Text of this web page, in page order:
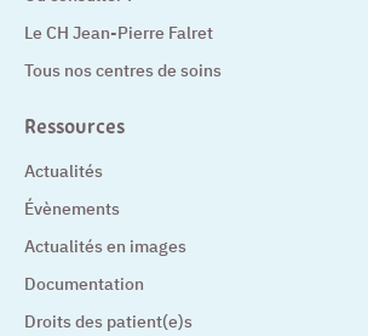
Le CH Jean-Pierre Falret
Tous nos centres de soins
Ressources
Actualités
Évènements
Actualités en images
Documentation
Droits des patient(e)s